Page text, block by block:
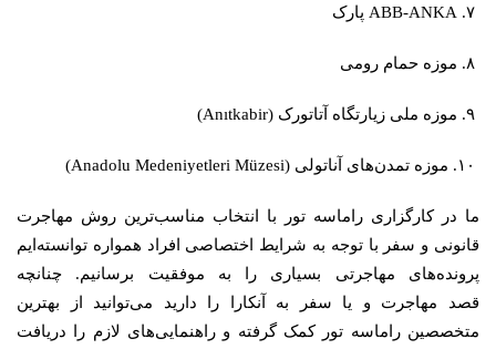
ما در کارگزاری راماسه تور با انتخاب مناسب‌ترین روش مهاجرت
قانونی و سفر با توجه به شرایط اختصاصی افراد همواره توانسته‌ایم
پرونده‌های مهاجرتی بسیاری را به موفقیت برسانیم. چنانچه
قصد مهاجرت و یا سفر به آنکارا را دارید می‌توانید از بهترین
متخصصین راماسه تور کمک گرفته و راهنمایی‌های لازم را دریافت